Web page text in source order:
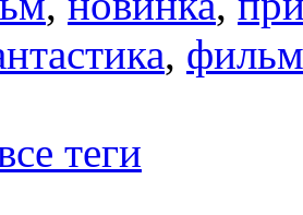
, фильм
теги